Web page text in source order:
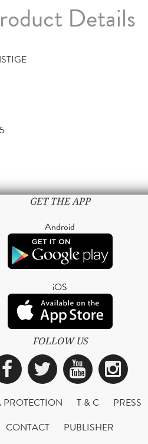
Details
GET THE APP
Android
iOS
FOLLOW US
Facebook
Twitter
PROTECTION T & C
PRESS
CONTACT
PUBLISHER